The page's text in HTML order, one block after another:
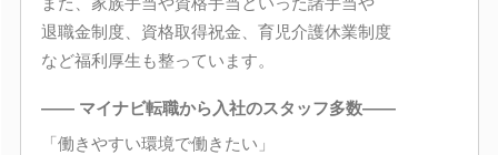
退職金制度、資格取得祝金、育児介護休業制度
など福利厚生も整っています。
―― マイナビ転職から入社のスタッフ多数――
「働きやすい環境で働きたい」